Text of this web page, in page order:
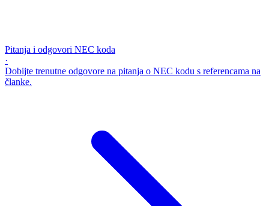
Pitanja i odgovori NEC koda
·
Dobijte trenutne odgovore na pitanja o NEC kodu s referencama na
članke.